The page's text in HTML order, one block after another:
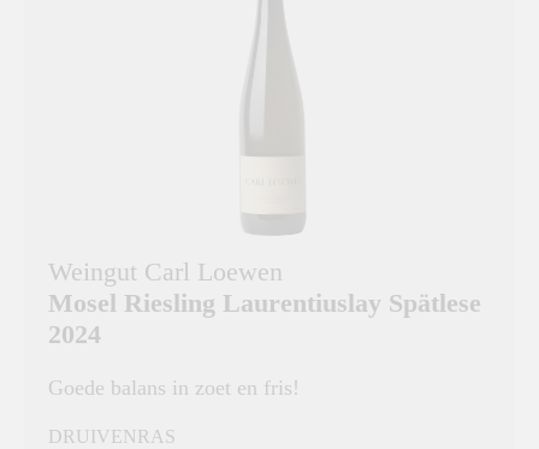
Weingut Carl Loewen
Mosel Riesling Laurentiuslay Spätlese
2024
Goede balans in zoet en fris!
DRUIVENRAS